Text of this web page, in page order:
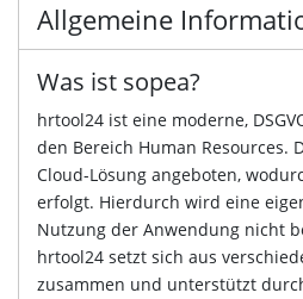
Allgemeine
Was ist sopea?
hrtool24 ist eine moderne,
den Bereich Human Resources.
Cloud-Lösung angeboten,
erfolgt. Hierdurch wird eine
Nutzung der Anwendung nicht
hrtool24 setzt sich aus
zusammen und unterstützt